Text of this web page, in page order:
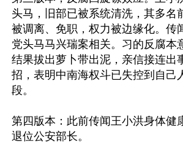
头马，旧部已被系统清洗，其多名
被调离、免职，权力被边缘化。传
党头马马兴瑞案相关。习的反腐本
结果拔出萝卜带出泥，亲信接连出
招，表明中南海权斗已失控到自己
段。
第四版本：此前传闻王小洪身体健
退位公安部长。